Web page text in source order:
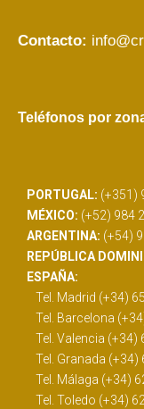
Contacto:
Teléfonos por
PORTUGAL: (+351)
MÉXICO: (+52) 984
ARGENTINA: (+54)
REPÚBLICA
ESPAÑA:
Tel. Madrid (+34)
Tel. Barcelona
Tel. Valencia (+34)
Tel. Granada (+34)
Tel. Málaga (+34)
Tel. Toledo (+34)